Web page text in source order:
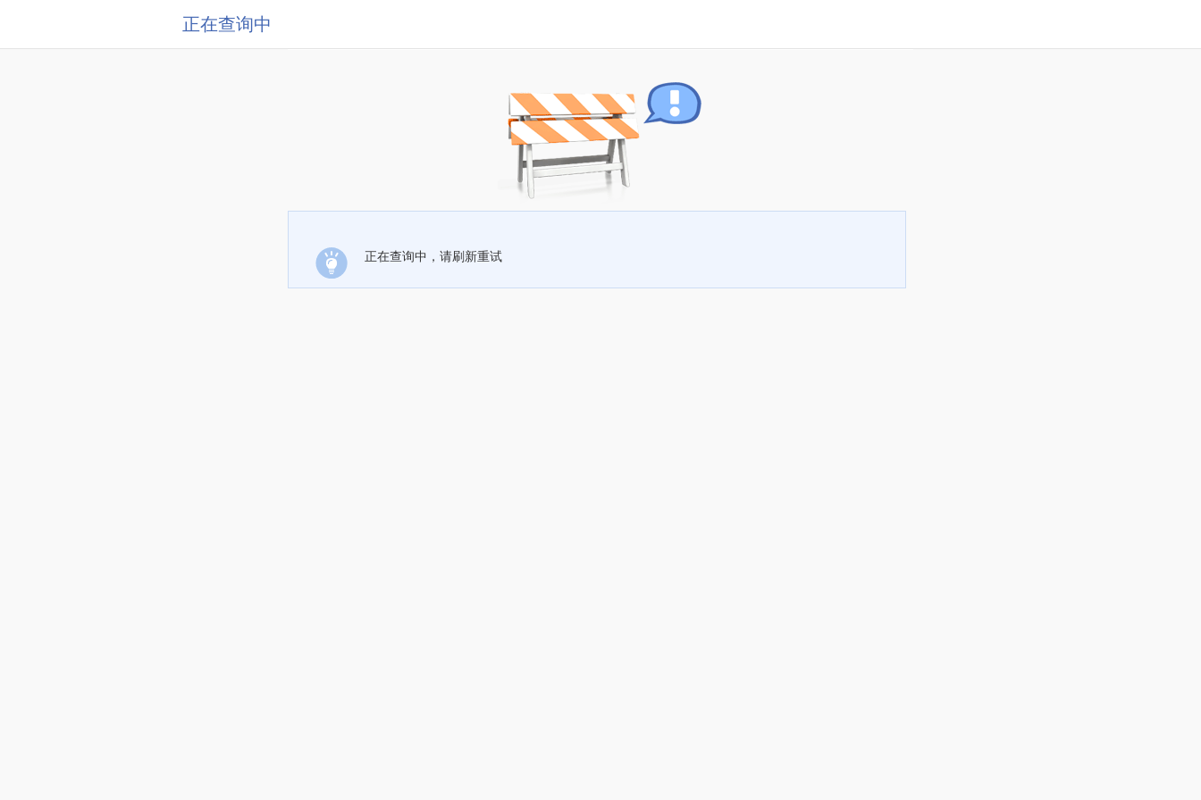
正在查询中
正在查询中，请刷新重试